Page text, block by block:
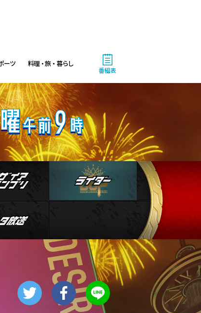
ーツ 料理・旅・暮らし
番組表
デザイアグランプリ ライダー
ログ データ放送
午後 1:30
八村塁スペシャルマッチ
BLACK SAMURAI SUMMIT
午後 3:30
なにわ男子の逆転男子 高橋恭
平の休日に密着!呼び出した仲
良しのある人とは!?
午後
午後
クレヨンしんちゃん 【スワン
ボート伝説だゾ】
午後 5:00
ドラえもん 【ウラメシズキ
ン】ほか